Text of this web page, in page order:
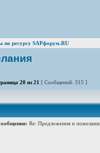
по ресурсу SAPфорум.RU
20 из 21 [ Сообщений: 315 ]
Re: Предложения и